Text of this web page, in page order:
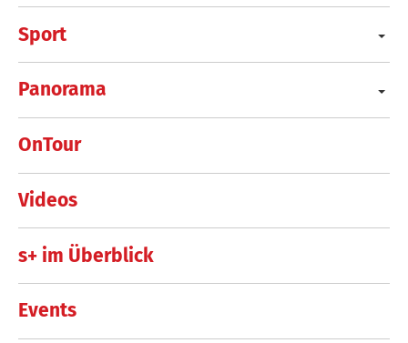
Sport
Panorama
OnTour
Videos
s+ im Überblick
Events